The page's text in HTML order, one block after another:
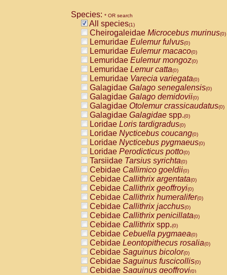
Species: * OR search
All species(1)
Cheirogaleidae Microcebus murinus(0)
Lemuridae Eulemur fulvus(0)
Lemuridae Eulemur macaco(0)
Lemuridae Eulemur mongoz(0)
Lemuridae Lemur catta(0)
Lemuridae Varecia variegata(0)
Galagidae Galago senegalensis(0)
Galagidae Galago demidovii(0)
Galagidae Otolemur crassicaudatus(0)
Galagidae Galagidae spp.(0)
Loridae Loris tardigradus(0)
Loridae Nycticebus coucang(0)
Loridae Nycticebus pygmaeus(0)
Loridae Perodicticus potto(0)
Tarsiidae Tarsius syrichta(0)
Cebidae Callimico goeldii(0)
Cebidae Callithrix argentata(0)
Cebidae Callithrix geoffroyi(0)
Cebidae Callithrix humeralifer(0)
Cebidae Callithrix jacchus(0)
Cebidae Callithrix penicillata(0)
Cebidae Callithrixspp.(0)
Cebidae Cebuella pygmaea(0)
Cebidae Leontopithecus rosalia(0)
Cebidae Saguinus bicolor(0)
Cebidae Saguinus fuscicollis(0)
Cebidae Saguinus geoffroyi(0)